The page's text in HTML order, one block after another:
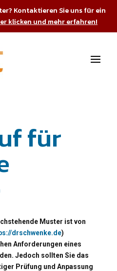
Kontaktieren Sie uns für ein
klicken und mehr erfahren!
für
Muster ist von
drschwenke.de)
Anforderungen eines
Jedoch sollten Sie das
Prüfung und Anpassung